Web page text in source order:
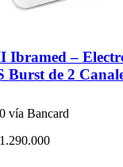
Ibramed –
Burst de 2
vía Bancard